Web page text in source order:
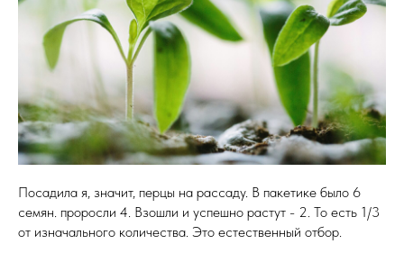
Посадила я, значит, перцы на рассаду. В пакетике было 6
семян. проросли 4. Взошли и успешно растут - 2. То есть 1/3
от изначального количества. Это естественный отбор.